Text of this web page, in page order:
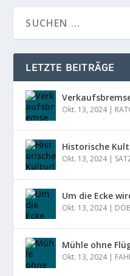
LETZTE BEITRÄGE
Okt. 13, 2024|
Historische
Okt. 13, 2024|
Um die Ecke
Okt. 13, 2024|
Mühle ohne
Okt. 13, 2024|